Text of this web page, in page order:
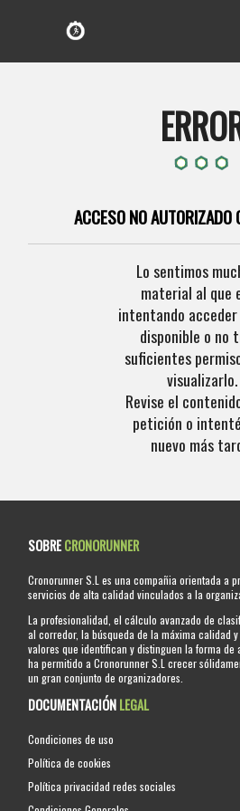
ACCESO NO AUTORIZADO
Lo sentimos
material al que
intentando
disponible o no
suficientes
visualizarlo.
Revise el
petición o
nuevo más
SOBRECRONORUNNER
Cronorunner S.L es una compañia orientada a
servicios de alta calidad vinculados a la
La profesionalidad, el cálculo avanzado de
al corredor, la búsqueda de la máxima calidad
valores que identifican y distinguen la forma de
ha permitido a Cronorunner S.L crecer
un gran conjunto de organizadores.
DOCUMENTACIÓNLEGAL
Condiciones de uso
Política de cookies
Política privacidad redes sociales